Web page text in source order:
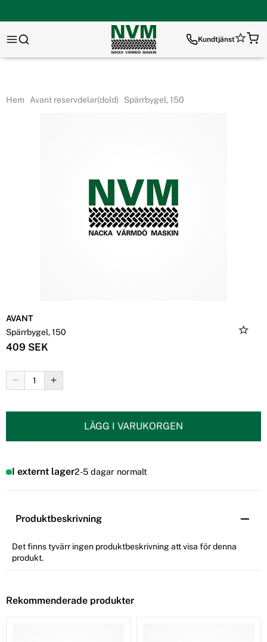
Kundtjänst
Hem Avant reservdelar(dold) Spärrbygel, 150
AVANT
Spärrbygel, 150
409 SEK
LÄGG I VARUKORGEN
I externt lager2-5 dagar normalt
Produktbeskrivning
Det finns tyvärr ingen produktbeskrivning att visa för denna
produkt.
Rekommenderade produkter